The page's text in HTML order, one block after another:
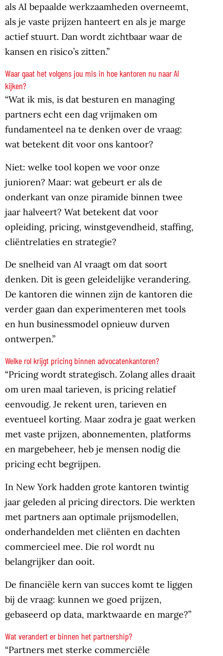
als AI bepaalde werkzaamheden overneemt,
als je vaste prijzen hanteert en als je marge
actief stuurt. Dan wordt zichtbaar waar de
kansen en risico’s zitten.”
Waar gaat het volgens jou mis in hoe kantoren nu naar AI
kijken?
“Wat ik mis, is dat besturen en managing
partners echt een dag vrijmaken om
fundamenteel na te denken over de vraag:
wat betekent dit voor ons kantoor?
Niet: welke tool kopen we voor onze
junioren? Maar: wat gebeurt er als de
onderkant van onze piramide binnen twee
jaar halveert? Wat betekent dat voor
opleiding, pricing, winstgevendheid, staffing,
cliëntrelaties en strategie?
De snelheid van AI vraagt om dat soort
denken. Dit is geen geleidelijke verandering.
De kantoren die winnen zijn de kantoren die
verder gaan dan experimenteren met tools
en hun businessmodel opnieuw durven
ontwerpen.”
Welke rol krijgt pricing binnen advocatenkantoren?
“Pricing wordt strategisch. Zolang alles draait
om uren maal tarieven, is pricing relatief
eenvoudig. Je rekent uren, tarieven en
eventueel korting. Maar zodra je gaat werken
met vaste prijzen, abonnementen, platforms
en margebeheer, heb je mensen nodig die
pricing echt begrijpen.
In New York hadden grote kantoren twintig
jaar geleden al pricing directors. Die werkten
met partners aan optimale prijsmodellen,
onderhandelden met cliënten en dachten
commercieel mee. Die rol wordt nu
belangrijker dan ooit.
De financiële kern van succes komt te liggen
bij de vraag: kunnen we goed prijzen,
gebaseerd op data, marktwaarde en marge?”
Wat verandert er binnen het partnership?
“Partners met sterke commerciële